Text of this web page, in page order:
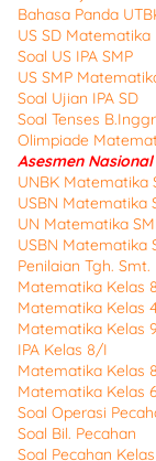
Bahasa Panda
US SD Matematika
Soal US IPA SMP
US SMP
Soal Ujian IPA SD
Soal Tenses
Olimpiade
Asesmen Nasional
UNBK Matematika
USBN Matematika
UN Matematika
USBN Matematika
Penilaian Tgh. Smt.
Matematika Kelas
Matematika Kelas
Matematika Kelas
IPA Kelas 8/I
Matematika Kelas
Matematika Kelas
Soal Operasi
Soal Bil. Pecahan
Soal Pecahan